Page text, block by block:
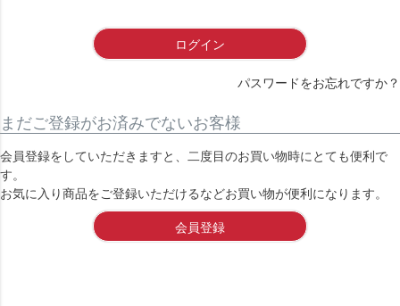
ログイン
パスワードをお忘れですか？
まだご登録がお済みでないお客様
会員登録をしていただきますと、二度目のお買い物時にとても便利で
す。
お気に入り商品をご登録いただけるなどお買い物が便利になります。
会員登録